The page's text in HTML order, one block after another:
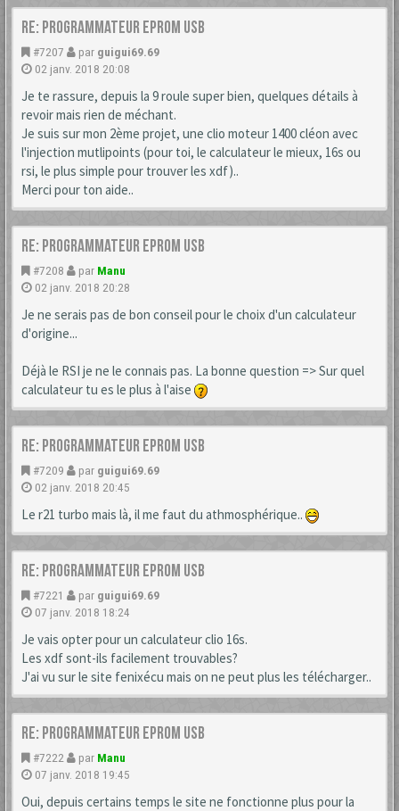
Re: Programmateur Eprom USB
#7207 par guigui69.69
02 janv. 2018 20:08
Je te rassure, depuis la 9 roule super bien, quelques détails à
revoir mais rien de méchant.
Je suis sur mon 2ème projet, une clio moteur 1400 cléon avec
l'injection mutlipoints (pour toi, le calculateur le mieux, 16s ou
rsi, le plus simple pour trouver les xdf)..
Merci pour ton aide..
Re: Programmateur Eprom USB
#7208 par Manu
02 janv. 2018 20:28
Je ne serais pas de bon conseil pour le choix d'un calculateur
d'origine...
Déjà le RSI je ne le connais pas. La bonne question => Sur quel
calculateur tu es le plus à l'aise
Re: Programmateur Eprom USB
#7209 par guigui69.69
02 janv. 2018 20:45
Le r21 turbo mais là, il me faut du athmosphérique..
Re: Programmateur Eprom USB
#7221 par guigui69.69
07 janv. 2018 18:24
Je vais opter pour un calculateur clio 16s.
Les xdf sont-ils facilement trouvables?
J'ai vu sur le site fenixécu mais on ne peut plus les télécharger..
Re: Programmateur Eprom USB
#7222 par Manu
07 janv. 2018 19:45
Oui, depuis certains temps le site ne fonctionne plus pour la